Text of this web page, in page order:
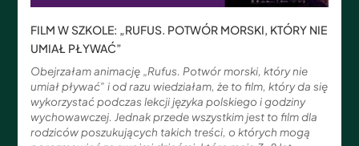
FILM W SZKOLE: „RUFUS. POTWÓR MORSKI, KTÓRY NIE
UMIAŁ PŁYWAĆ”
Obejrzałam animację „Rufus. Potwór morski, który nie
umiał pływać” i od razu wiedziałam, że to film, który da się
wykorzystać podczas lekcji języka polskiego i godziny
wychowawczej. Jednak przede wszystkim jest to film dla
rodziców poszukujących takich treści, o których mogą